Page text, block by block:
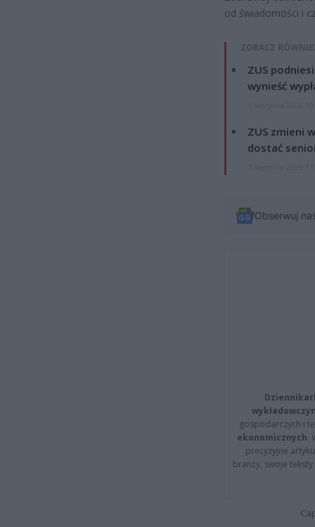
od świadomości i
ZOBACZ
ZUS
wynieść
ZUS zmieni
dostać
Obserwuj
gospodarczych i
ekonomicznych.
precyzyjne
branży, swoje